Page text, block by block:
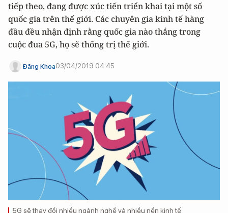
tiếp theo, đang được xúc tiến triển khai tại một số
quốc gia trên thế giới. Các chuyên gia kinh tế hàng
đầu đều nhận định rằng quốc gia nào thắng trong
cuộc đua 5G, họ sẽ thống trị thế giới.
Đăng Khoa03/04/2019 04:45
5G sẽ thay đổi nhiều ngành nghề và nhiều nền kinh tế